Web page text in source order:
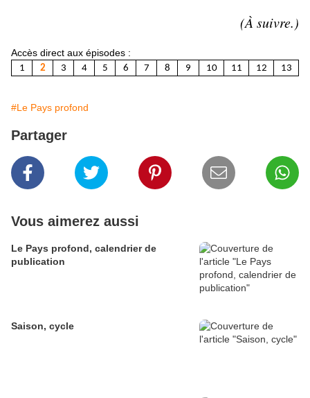
(À suivre.)
Accès direct aux épisodes :
1 2 3 4 5 6 7 8 9 10 11 12 13
#Le Pays profond
Partager
Vous aimerez aussi
Le Pays profond, calendrier de
publication
Saison, cycle